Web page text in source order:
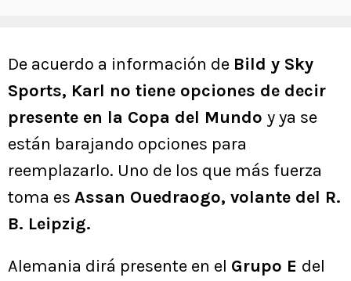
De acuerdo a información de Bild y Sky
Sports, Karl no tiene opciones de decir
presente en la Copa del Mundo y ya se
están barajando opciones para
reemplazarlo. Uno de los que más fuerza
toma es Assan Ouedraogo, volante del R.
B. Leipzig.
Alemania dirá presente en el Grupo E del